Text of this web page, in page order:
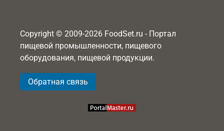
Copyright © 2009-2026 FoodSet.ru - Портал
пищевой промышленности, пищевого
оборудования, пищевой продукции.
Обратная связь